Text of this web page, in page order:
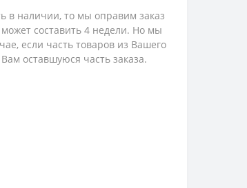
в наличии, то мы оправим заказ
составить 4 недели. Но мы
если часть товаров из Вашего
оставшуюся часть заказа.